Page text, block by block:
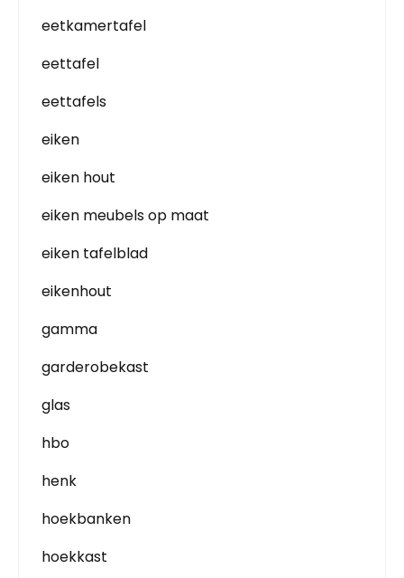
eetkamertafel
eettafel
eettafels
eiken
eiken hout
eiken meubels op maat
eiken tafelblad
eikenhout
gamma
garderobekast
glas
hbo
henk
hoekbanken
hoekkast